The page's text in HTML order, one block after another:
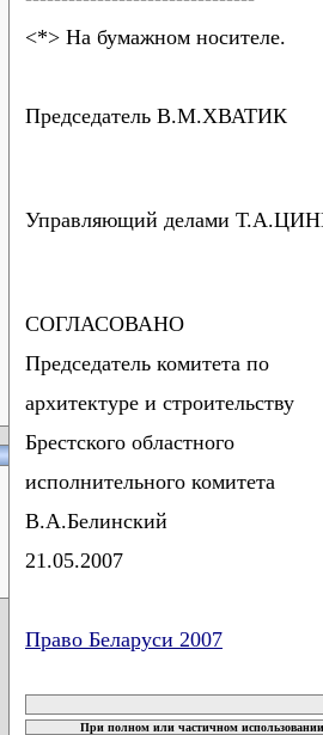
<*> На бумажном носителе.
Председатель В.М.ХВАТИК
Управляющий делами
СОГЛАСОВАНО
Председатель комитета по
архитектуре и строительству
Брестского областного
исполнительного комитета
В.А.Белинский
21.05.2007
Право Беларуси 2007
При полном или частичном